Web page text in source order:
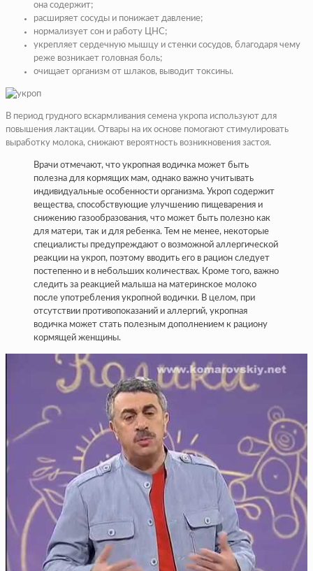
она содержит;
расширяет сосуды и понижает давление;
нормализует сон и работу ЦНС;
укрепляет сердечную мышцу и стенки сосудов, благодаря чему
реже возникает головная боль;
очищает организм от шлаков, выводит токсины.
В период грудного вскармливания семена укропа используют для
повышения лактации. Отвары на их основе помогают стимулировать
выработку молока, снижают вероятность возникновения застоя.
Врачи отмечают, что укропная водичка может быть
полезна для кормящих мам, однако важно учитывать
индивидуальные особенности организма. Укроп содержит
вещества, способствующие улучшению пищеварения и
снижению газообразования, что может быть полезно как
для матери, так и для ребенка. Тем не менее, некоторые
специалисты предупреждают о возможной аллергической
реакции на укроп, поэтому вводить его в рацион следует
постепенно и в небольших количествах. Кроме того, важно
следить за реакцией малыша на материнское молоко
после употребления укропной водички. В целом, при
отсутствии противопоказаний и аллергий, укропная
водичка может стать полезным дополнением к рациону
кормящей женщины.